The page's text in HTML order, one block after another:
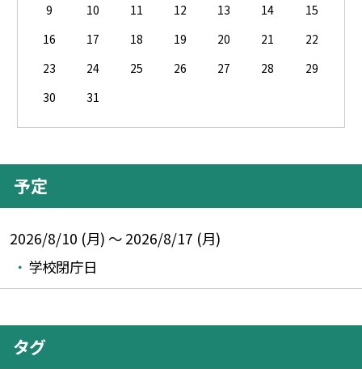
9
10 11 12 13 14
15
16
17 18 19 20 21
22
23
24 25 26 27 28
29
30
31
予定
2026/8/10 (月) ～ 2026/8/17 (月)
学校閉庁日
タグ